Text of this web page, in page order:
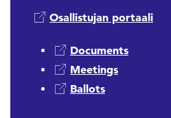
Osallistujan portaali
Documents
Meetings
Ballots